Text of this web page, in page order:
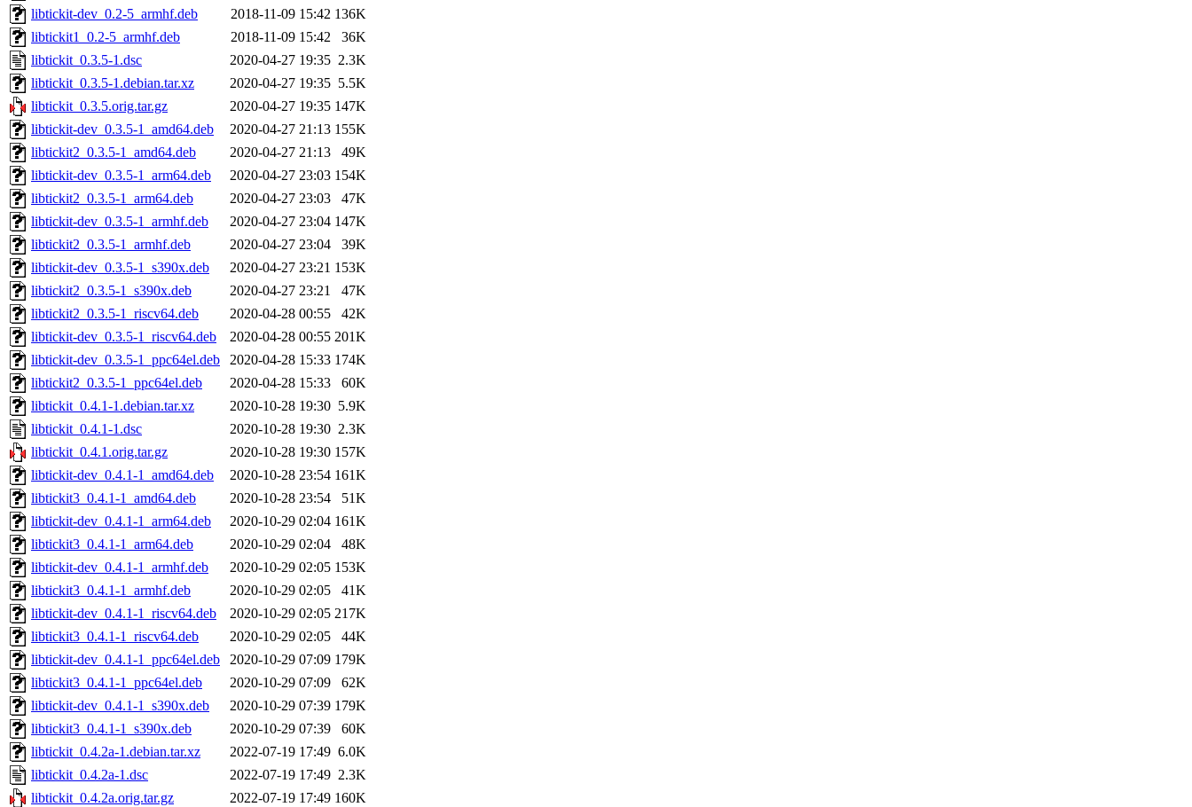
libtickit-dev_0.2-5_armhf.deb
2018-11-09 15:42 136K
libtickit1_0.2-5_armhf.deb
2018-11-09 15:42
36K
libtickit_0.3.5-1.dsc
2020-04-27 19:35 2.3K
libtickit_0.3.5-1.debian.tar.xz
2020-04-27 19:35 5.5K
libtickit_0.3.5.orig.tar.gz
2020-04-27 19:35 147K
libtickit-dev_0.3.5-1_amd64.deb
2020-04-27 21:13 155K
libtickit2_0.3.5-1_amd64.deb
2020-04-27 21:13
49K
libtickit-dev_0.3.5-1_arm64.deb
2020-04-27 23:03 154K
libtickit2_0.3.5-1_arm64.deb
2020-04-27 23:03
47K
libtickit-dev_0.3.5-1_armhf.deb
2020-04-27 23:04 147K
libtickit2_0.3.5-1_armhf.deb
2020-04-27 23:04
39K
libtickit-dev_0.3.5-1_s390x.deb
2020-04-27 23:21 153K
libtickit2_0.3.5-1_s390x.deb
2020-04-27 23:21
47K
libtickit2_0.3.5-1_riscv64.deb
2020-04-28 00:55
42K
libtickit-dev_0.3.5-1_riscv64.deb
2020-04-28 00:55 201K
libtickit-dev_0.3.5-1_ppc64el.deb
2020-04-28 15:33 174K
libtickit2_0.3.5-1_ppc64el.deb
2020-04-28 15:33
60K
libtickit_0.4.1-1.debian.tar.xz
2020-10-28 19:30 5.9K
libtickit_0.4.1-1.dsc
2020-10-28 19:30 2.3K
libtickit_0.4.1.orig.tar.gz
2020-10-28 19:30 157K
libtickit-dev_0.4.1-1_amd64.deb
2020-10-28 23:54 161K
libtickit3_0.4.1-1_amd64.deb
2020-10-28 23:54
51K
libtickit-dev_0.4.1-1_arm64.deb
2020-10-29 02:04 161K
libtickit3_0.4.1-1_arm64.deb
2020-10-29 02:04
48K
libtickit-dev_0.4.1-1_armhf.deb
2020-10-29 02:05 153K
libtickit3_0.4.1-1_armhf.deb
2020-10-29 02:05
41K
libtickit-dev_0.4.1-1_riscv64.deb
2020-10-29 02:05 217K
libtickit3_0.4.1-1_riscv64.deb
2020-10-29 02:05
44K
libtickit-dev_0.4.1-1_ppc64el.deb
2020-10-29 07:09 179K
libtickit3_0.4.1-1_ppc64el.deb
2020-10-29 07:09
62K
libtickit-dev_0.4.1-1_s390x.deb
2020-10-29 07:39 179K
libtickit3_0.4.1-1_s390x.deb
2020-10-29 07:39
60K
libtickit_0.4.2a-1.debian.tar.xz
2022-07-19 17:49 6.0K
libtickit_0.4.2a-1.dsc
2022-07-19 17:49 2.3K
libtickit_0.4.2a.orig.tar.gz
2022-07-19 17:49 160K